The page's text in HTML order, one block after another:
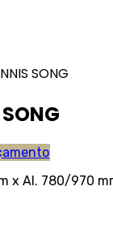
SONG
x Al. 780/970